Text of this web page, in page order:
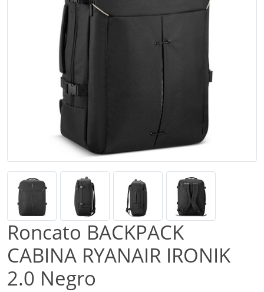
Roncato BACKPACK
CABINA RYANAIR IRONIK
2.0 Negro